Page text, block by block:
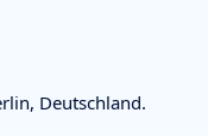
Deutschland.